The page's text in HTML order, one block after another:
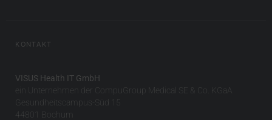
KONTAKT
VISUS Health IT GmbH
ein Unternehmen der CompuGroup Medical SE & Co. KGaA
Gesundheitscampus-Süd 15
44801 Bochum